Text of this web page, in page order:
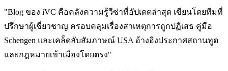
"Blog ของ iVC คือคลังความรู้วีซ่าที่อัปเดตล่าสุด เขียนโดยทีมที่
ปรึกษาผู้เชี่ยวชาญ ครอบคลุมเรื่องสาเหตุการถูกปฏิเสธ คู่มือ
Schengen และเคล็ดลับสัมภาษณ์ USA อ้างอิงประกาศสถานทูต
และกฎหมายเข้าเมืองโดยตรง"